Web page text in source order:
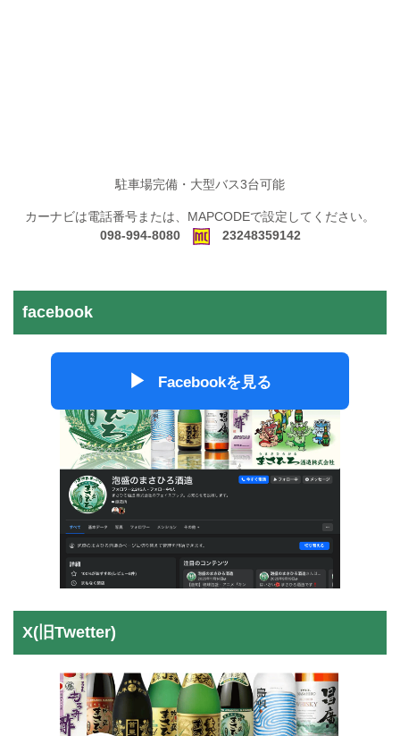
駐車場完備・大型バス3台可能
カーナビは電話番号または、MAPCODEで設定してください。
098-994-8080
23248359142
facebook
▶ Facebookを見る
X(旧Twetter)